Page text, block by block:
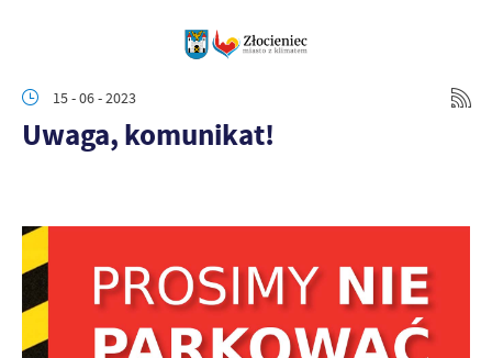
15 - 06 - 2023
Uwaga, komunikat!